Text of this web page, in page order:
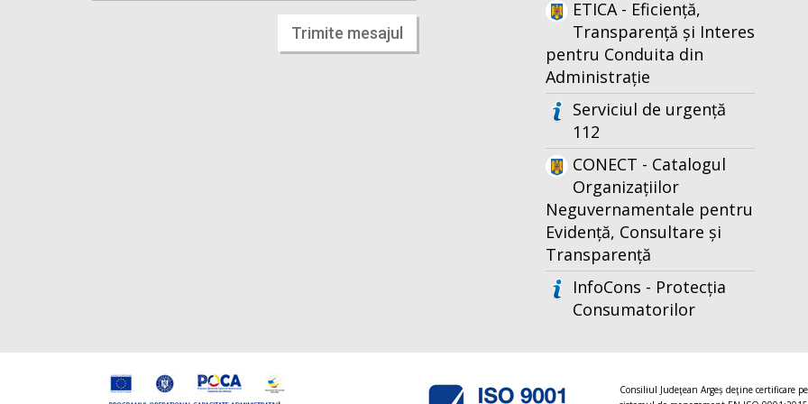
Trimite mesajul
ETICA - Eficiență,
Transparență și Interes
pentru Conduita din
Administrație
Serviciul de urgență
112
CONECT - Catalogul
Organizațiilor
Neguvernamentale pentru
Evidență, Consultare și
Transparență
InfoCons - Protecția
Consumatorilor
Consiliul Judeţean Argeș deţine certificare